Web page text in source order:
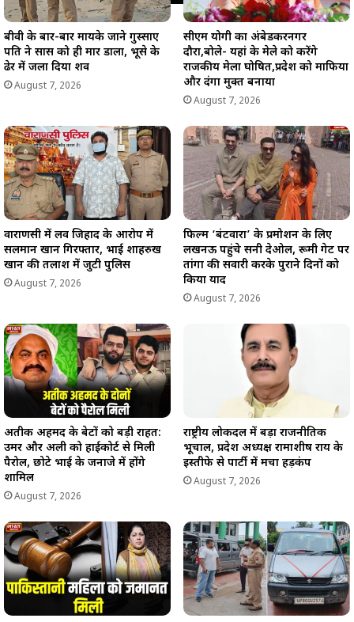
बीवी के बार-बार मायके जाने गुस्साए
पति ने सास को ही मार डाला, भूसे के
ढेर में जला दिया शव
August 7, 2026
सीएम योगी का अंबेडकरनगर
दौरा,बोले- यहां के मेले को करेंगे
राजकीय मेला घोषित,प्रदेश को माफिया
और दंगा मुक्त बनाया
August 7, 2026
वाराणसी में लव जिहाद के आरोप में
सलमान खान गिरफ्तार, भाई शाहरुख
खान की तलाश में जुटी पुलिस
August 7, 2026
फिल्म ‘बंटवारा’ के प्रमोशन के लिए
लखनऊ पहुंचे सनी देओल, रूमी गेट पर
तांगा की सवारी करके पुराने दिनों को
किया याद
August 7, 2026
अतीक अहमद के बेटों को बड़ी राहत:
उमर और अली को हाईकोर्ट से मिली
पैरोल, छोटे भाई के जनाजे में होंगे
शामिल
August 7, 2026
राष्ट्रीय लोकदल में बड़ा राजनीतिक
भूचाल, प्रदेश अध्यक्ष रामाशीष राय के
इस्तीफे से पार्टी में मचा हड़कंप
August 7, 2026